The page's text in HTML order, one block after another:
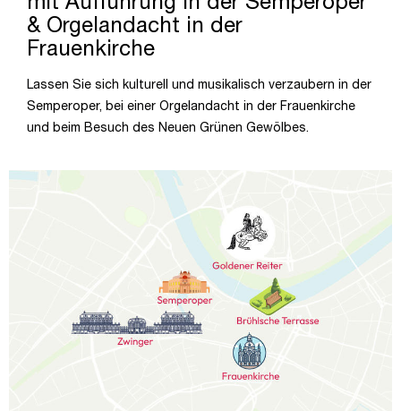
& Orgelandacht in der
Frauenkirche
Lassen Sie sich kulturell und musikalisch verzaubern in der
Semperoper, bei einer Orgelandacht in der Frauenkirche
und beim Besuch des Neuen Grünen Gewölbes.